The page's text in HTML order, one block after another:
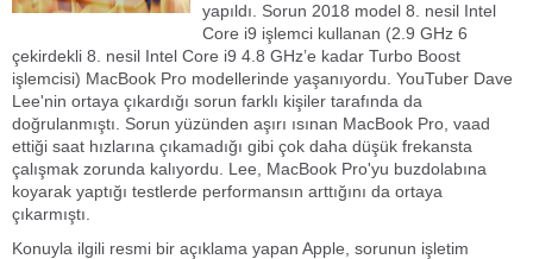
yapıldı. Sorun 2018 model 8. nesil Intel
Core i9 işlemci kullanan (2.9 GHz 6
çekirdekli 8. nesil Intel Core i9 4.8 GHz’e kadar Turbo Boost
işlemcisi) MacBook Pro modellerinde yaşanıyordu. YouTuber Dave
Lee'nin ortaya çıkardığı sorun farklı kişiler tarafında da
doğrulanmıştı. Sorun yüzünden aşırı ısınan MacBook Pro, vaad
ettiği saat hızlarına çıkamadığı gibi çok daha düşük frekansta
çalışmak zorunda kalıyordu. Lee, MacBook Pro'yu buzdolabına
koyarak yaptığı testlerde performansın arttığını da ortaya
çıkarmıştı.
Konuyla ilgili resmi bir açıklama yapan Apple, sorunun işletim